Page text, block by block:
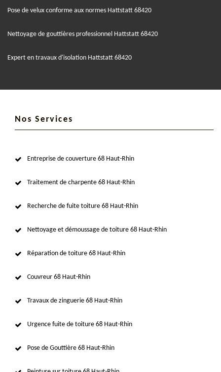
Pose de velux conforme aux normes Hattstatt 68420
Nettoyage de gouttières professionnel Hattstatt 68420
Expert en travaux d'isolation Hattstatt 68420
Nos Services
Entreprise de couverture 68 Haut-Rhin
Traitement de charpente 68 Haut-Rhin
Recherche de fuite toiture 68 Haut-Rhin
Nettoyage et démoussage de toiture 68 Haut-Rhin
Réparation de toiture 68 Haut-Rhin
Couvreur 68 Haut-Rhin
Travaux de zinguerie 68 Haut-Rhin
Urgence fuite de toiture 68 Haut-Rhin
Pose de Gouttière 68 Haut-Rhin